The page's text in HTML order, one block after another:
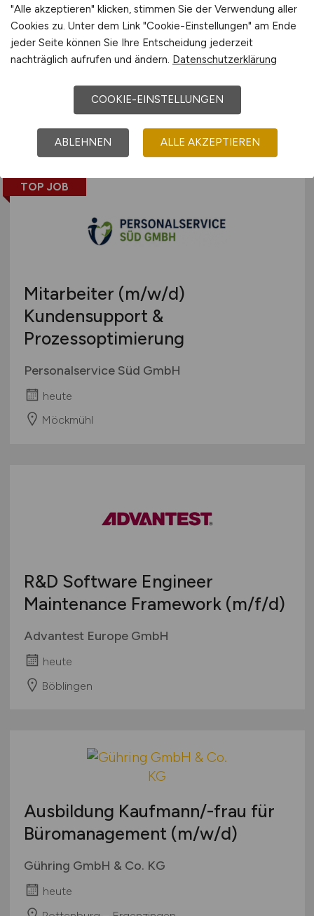
Homeoffice UI-Tester(m/w/d)
W3 Personal UG (haftungsbeschränkt)
Homeoffice
TOP JOB
Mitarbeiter (m/w/d)
Kundensupport &
Prozessoptimierung
Personalservice Süd GmbH
heute
Möckmühl
R&D Software Engineer
Maintenance Framework (m/f/d)
Advantest Europe GmbH
heute
Böblingen
Ausbildung Kaufmann/-frau für
Büromanagement (m/w/d)
Gühring GmbH & Co. KG
heute
"Alle akzeptieren" klicken, stimmen Sie der Verwendung aller
Cookies zu. Unter dem Link "Cookie-Einstellungen" am Ende
jeder Seite können Sie Ihre Entscheidung jederzeit
nachträglich aufrufen und ändern. Datenschutzerklärung
COOKIE-EINSTELLUNGEN
ABLEHNEN ALLE AKZEPTIEREN